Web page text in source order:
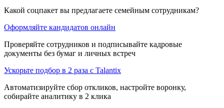
Какой соцпакет вы предлагаете семейным сотрудникам?
Оформляйте кандидатов онлайн
Проверяйте сотрудников и подписывайте кадровые
документы без бумаг и личных встреч
Ускорьте подбор в 2 раза с Talantix
Автоматизируйте сбор откликов, настройте воронку,
собирайте аналитику в 2 клика